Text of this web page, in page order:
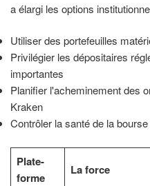
a élargi les options
Utiliser des portefeuilles
Privilégier les dépositaires
importantes
Planifier l'acheminement des
Kraken
Contrôler la santé de la
Plate-
forme
La force